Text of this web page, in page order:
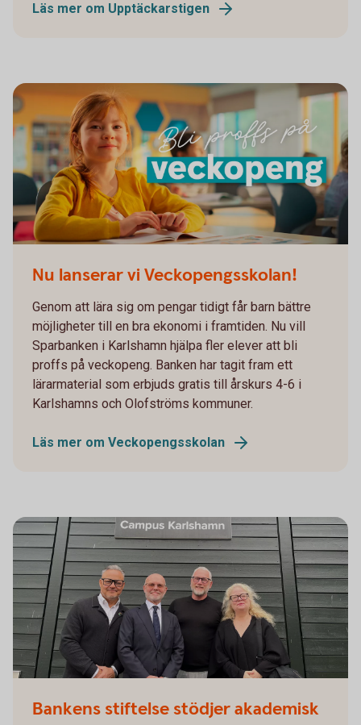
Läs mer om Upptäckarstigen
Nu lanserar vi Veckopengsskolan!
Genom att lära sig om pengar tidigt får barn bättre
möjligheter till en bra ekonomi i framtiden. Nu vill
Sparbanken i Karlshamn hjälpa fler elever att bli
proffs på veckopeng. Banken har tagit fram ett
lärarmaterial som erbjuds gratis till årskurs 4-6 i
Karlshamns och Olofströms kommuner.
Läs mer om Veckopengsskolan
Bankens stiftelse stödjer akademisk